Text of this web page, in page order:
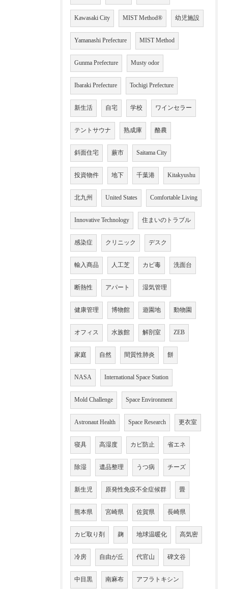
Kawasaki City MIST Method® 幼児施設
Yamanashi Prefecture MIST Method
Gunma Prefecture Musty odor
Ibaraki Prefecture Tochigi Prefecture
新生活 自宅 学校 ワインセラー
テントサウナ 熟成庫 酪農
斜面住宅 蕨市 Saitama City
投資物件 地下 千葉港 Kitakyushu
北九州 United States Comfortable Living
Innovative Technology 住まいのトラブル
感染症 クリニック デスク
輸入商品 人工芝 カビ毒 洗面台
断熱性 アパート 湿気管理
健康管理 博物館 遊園地 動物園
オフィス 水族館 解剖室 ZEB
家庭 自然 間質性肺炎 餅
NASA International Space Station
Mold Challenge Space Environment
Astronaut Health Space Research 更衣室
寝具 高湿度 カビ防止 省エネ
除湿 遺品整理 うつ病 チーズ
新生児 原発性免疫不全症候群 畳
熊本県 宮崎県 佐賀県 長崎県
カビ取り剤 麹 地球温暖化 高気密
冷房 自由が丘 代官山 碑文谷
中目黒 南麻布 アフラトキシン